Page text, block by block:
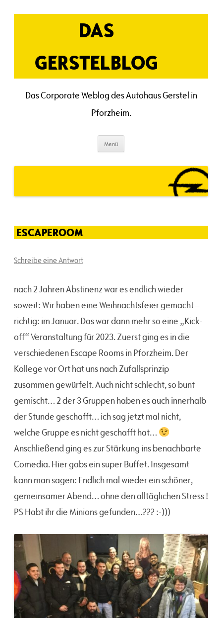
Inhalt
DAS
GERSTELBLOG
Das Corporate Weblog des Autohaus Gerstel in
Pforzheim.
Menü
ESCAPEROOM
Schreibe eine Antwort
nach 2 Jahren Abstinenz war es endlich wieder
soweit: Wir haben eine Weihnachtsfeier gemacht –
richtig: im Januar. Das war dann mehr so eine „Kick-
off“ Veranstaltung für 2023. Zuerst ging es in die
verschiedenen Escape Rooms in Pforzheim. Der
Kollege vor Ort hat uns nach Zufallsprinzip
zusammen gewürfelt. Auch nicht schlecht, so bunt
gemischt… 2 der 3 Gruppen haben es auch innerhalb
der Stunde geschafft… ich sag jetzt mal nicht,
welche Gruppe es nicht geschafft hat…
Anschließend ging es zur Stärkung ins benachbarte
Comedia. Hier gabs ein super Buffet. Insgesamt
kann man sagen: Endlich mal wieder ein schöner,
gemeinsamer Abend… ohne den alltäglichen Stress !
PS Habt ihr die Minions gefunden…??? :-)))